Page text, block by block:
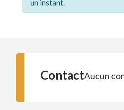
un instant.
ContactAucun